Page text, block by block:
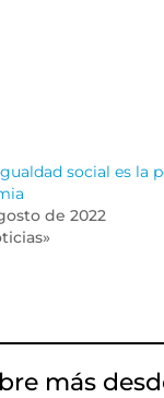
social es la
de 2022
más